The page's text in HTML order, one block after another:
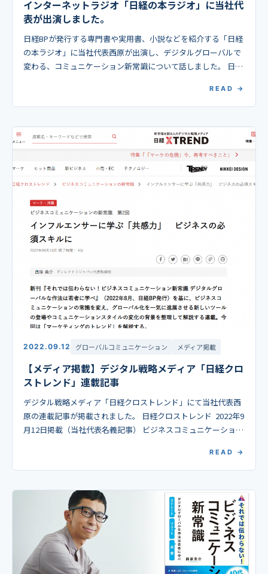
インターネットラジオ「日経の本ラジオ」に当社代
表が出演しました。
日経BPが発行する専門書や実用書、小説などを紹介する「日経
の本ラジオ」に当社代表西原が出演し、デジタルグローバルで
変わる、コミュニケーション新常識について話しました。 日経
READ →
2022.09.12 グローバルコミュニケーション メディア掲載
【メディア掲載】デジタル戦略メディア「日経クロ
ストレンド」連載記事
デジタル戦略メディア「日経クロストレンド」にて当社代表西
原の連載記事が掲載されました。 日経クロストレンド 2022年9
月12日掲載（当社代表名義記事） ビジネスコミュニケーション
READ →